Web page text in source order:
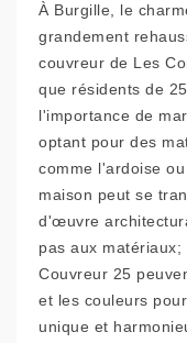
À Burgille, le
grandement
couvreur de Les
que résidents de
l'importance de
optant pour des
comme l'ardoise
maison peut se
d'œuvre
pas aux
Couvreur 25
et les couleurs
unique et